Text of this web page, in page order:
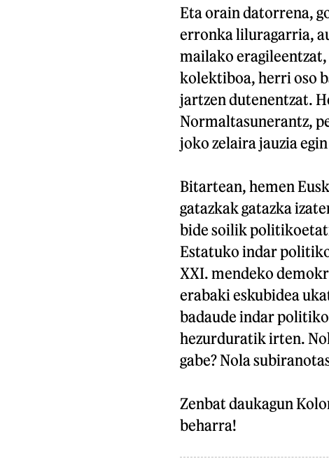
Eta orain datorrena,
erronka liluragarria,
mailako
kolektiboa, herri oso
jartzen dutenentzat.
Normaltasunerantz,
joko zelaira jauzia
Bitartean, hemen
gatazkak gatazka
bide soilik
Estatuko indar
XXI. mendeko
erabaki eskubidea
badaude indar
hezurduratik irten.
gabe? Nola
Zenbat daukagun
beharra!